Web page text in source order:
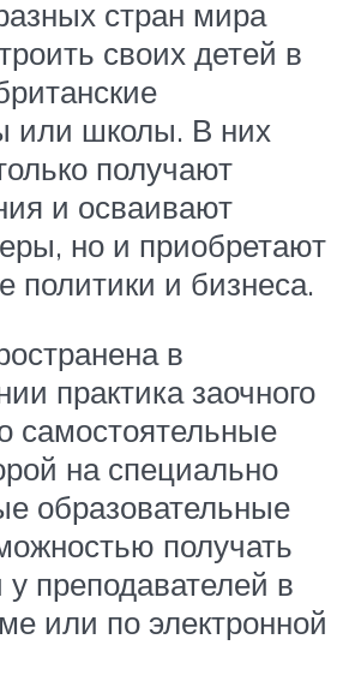
стран мира
своих детей в
или школы. В них
получают
и осваивают
но и приобретают
политики и бизнеса.
в
практика заочного
самостоятельные
на специально
образовательные
получать
у преподавателей в
или по электронной